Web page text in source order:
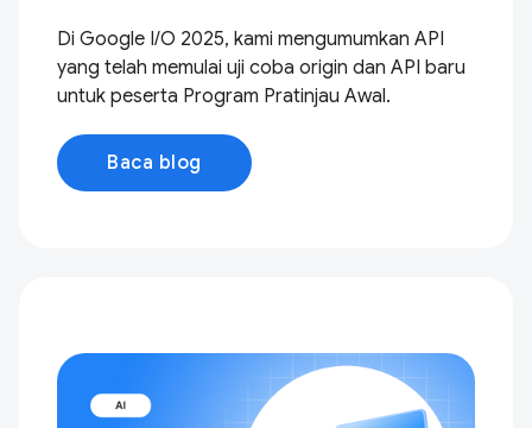
Di Google I / O 2025, kami mengumumkan API
yang telah memulai uji coba origin dan API baru
untuk peserta Program Pratinjau Awal.
Baca blog